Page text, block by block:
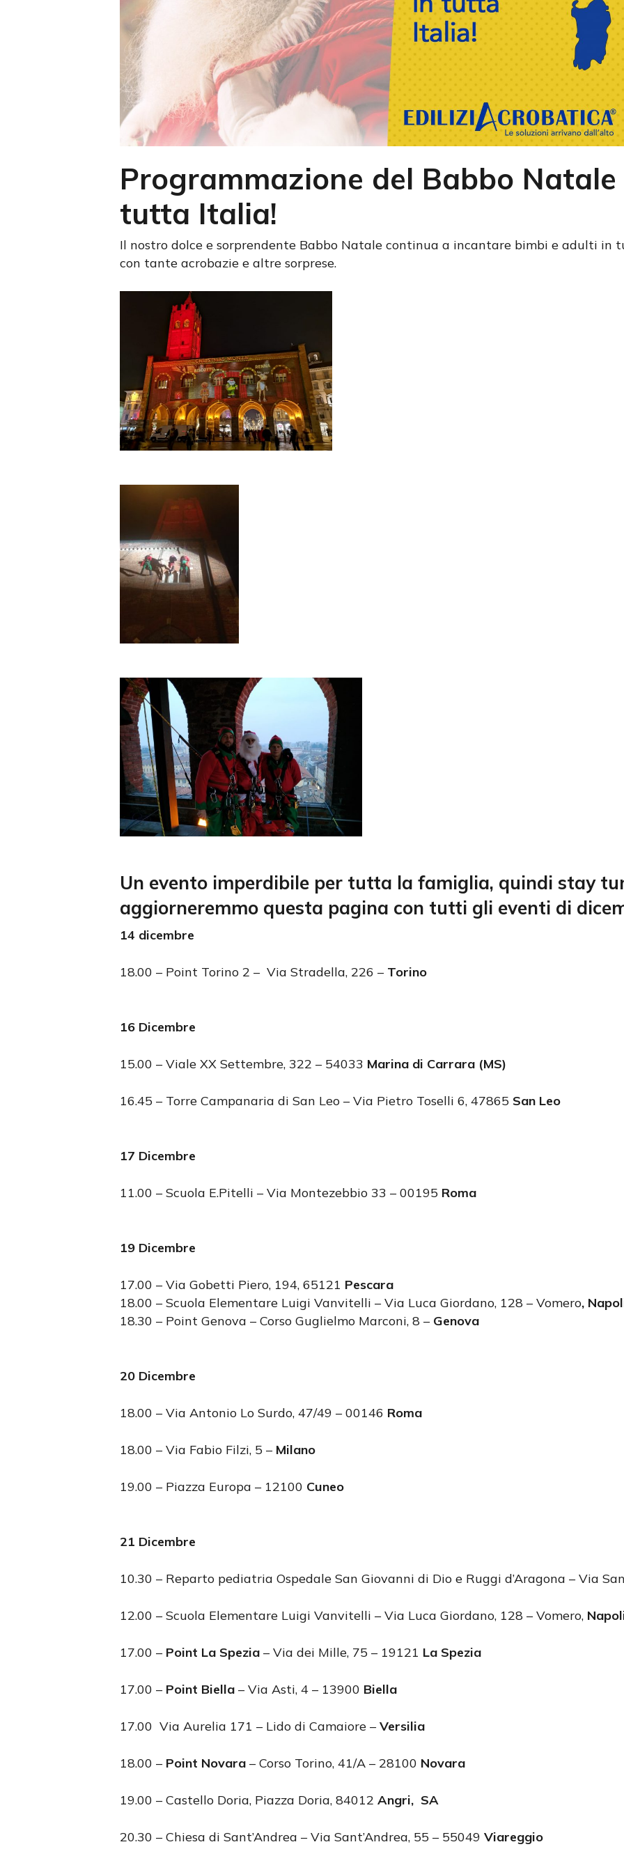
Programmazione del Babbo
tutta Italia!
Il nostro dolce e sorprendente Babbo Natale continua a incantare bimbi e adulti in
con tante acrobazie e altre sorprese.
Un evento imperdibile per tutta la famiglia, quindi stay
aggiorneremmo questa pagina con tutti gli eventi di
14 dicembre
18.00 – Point Torino 2 – Via Stradella, 226 – Torino
16 Dicembre
15.00 – Viale XX Settembre, 322 – 54033 Marina di Carrara (MS)
16.45 – Torre Campanaria di San Leo – Via Pietro Toselli 6, 47865 San Leo
17 Dicembre
11.00 – Scuola E.Pitelli – Via Montezebbio 33 – 00195 Roma
19 Dicembre
17.00 – Via Gobetti Piero, 194, 65121 Pescara
18.00 – Scuola Elementare Luigi Vanvitelli – Via Luca Giordano, 128 – Vomero,
18.30 – Point Genova – Corso Guglielmo Marconi, 8 – Genova
20 Dicembre
18.00 – Via Antonio Lo Surdo, 47/49 – 00146 Roma
18.00 – Via Fabio Filzi, 5 – Milano
19.00 – Piazza Europa – 12100 Cuneo
21 Dicembre
10.30 – Reparto pediatria Ospedale San Giovanni di Dio e Ruggi d’Aragona – Via
12.00 – Scuola Elementare Luigi Vanvitelli – Via Luca Giordano, 128 – Vomero,
17.00 – Point La Spezia – Via dei Mille, 75 – 19121 La Spezia
17.00 – Point Biella – Via Asti, 4 – 13900 Biella
17.00 Via Aurelia 171 – Lido di Camaiore – Versilia
18.00 – Point Novara – Corso Torino, 41/A – 28100 Novara
19.00 – Castello Doria, Piazza Doria, 84012 Angri, SA
20.30 – Chiesa di Sant’Andrea – Via Sant’Andrea, 55 – 55049 Viareggio